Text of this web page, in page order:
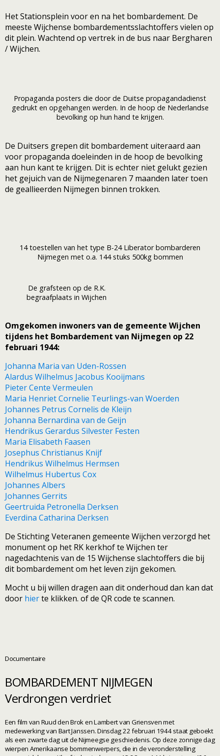
Het Stationsplein voor en na het bombardement. De
meeste Wijchense bombardementsslachtoffers vielen op
dit plein. Wachtend op vertrek in de bus naar Bergharen
/ Wijchen.
Propaganda posters die door de Duitse propagandadienst
gedrukt en opgehangen werden. In de hoop de Nederlandse
bevolking op hun hand te krijgen.
De Duitsers grepen dit bombardement uiteraard aan
voor propaganda doeleinden in de hoop de bevolking
aan hun kant te krijgen. Dit is echter niet gelukt gezien
het gejuich van de Nijmegenaren 7 maanden later toen
de geallieerden Nijmegen binnen trokken.
14 toestellen van het type B-24 Liberator bombarderen
Nijmegen met o.a. 144 stuks 500kg bommen
De grafsteen op de R.K.
begraafplaats in Wijchen
Omgekomen inwoners van de gemeente Wijchen
tijdens het Bombardement van Nijmegen op 22
februari 1944:
Johanna Maria van Uden-Rossen
Alardus Wilhelmus Jacobus Kooijmans
Pieter Cente Vermeulen
Maria Henriet Cornelie Teurlings-van Woerden
Johannes Petrus Cornelis de Kleijn
Johanna Bernardina van de Geijn
Hendrikus Gerardus Silvester Festen
Maria Elisabeth Faasen
Josephus Christianus Knijf
Hendrikus Wilhelmus Hermsen
Wilhelmus Hubertus Cox
Johannes Albers
Johannes Gerrits
Geertruida Petronella Derksen
Everdina Catharina Derksen
De Stichting Veteranen gemeente Wijchen verzorgd het
monument op het RK kerkhof te Wijchen ter
nagedachtenis van de 15 Wijchense slachtoffers die bij
dit bombardement om het leven zijn gekomen.
Mocht u bij willen dragen aan dit onderhoud dan kan dat
door hierte klikken. of de QR code te scannen.
Documentaire
BOMBARDEMENT NIJMEGEN
Verdrongen verdriet
Een film van Ruud den Brok en Lambert van Griensven met
medewerking van Bart Janssen. Dinsdag 22 februari 1944 staat geboekt
als een zwarte dag uit de Nijmeegse geschiedenis. Op deze zonnige dag
wierpen Amerikaanse bommenwerpers, die in de veronderstelling